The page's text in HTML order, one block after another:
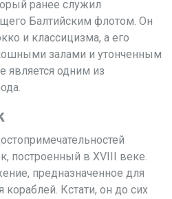
ранее служил
Балтийским флотом. Он
и классицизма, а его
залами и утонченным
является одним из
построенный в XVIII веке.
предназначенное для
Кстати, он до сих